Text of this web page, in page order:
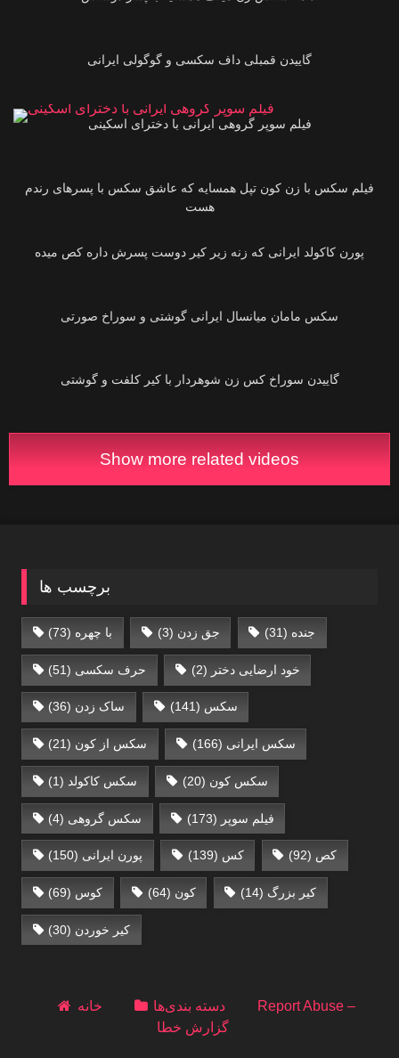
فیلم سوپر گروهی ایرانی‌ با دخترای اسکینی
فیلم سکس با زن کون تپل همسایه که عاشق سکس با پسر‌های رندم
هست
پورن کاکولد ایرانی‌ که زنه زیر کیر دوست پسرش داره کص میده
گاییدن سوراخ کس زن شوهردار با کیر کلفت و گوشتی
Show more related videos
برچسب ها
با چهره (73) جق زدن (3) جنده (31)
حرف سکسی‌ (51) خود ارضایی دختر (2)
ساک زدن (36) سکس (141)
سکس از کون (21) سکس ایرانی (166)
سکس کاکولد (1) سکس کون (20)
سکس گروهی (4) فیلم سوپر (173)
پورن ایرانی (150) کس (139) کص (92)
کوس (69) کون (64) کیر بزرگ (14)
کیر خوردن (30)
خانه دسته بندی‌ها
Report Abuse –
گزارش خطا